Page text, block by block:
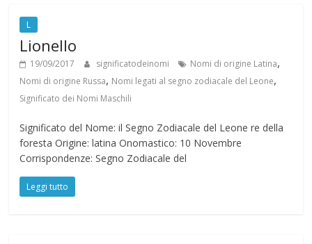
L
Lionello
19/09/2017 significatodeinomi Nomi di origine Latina,
Nomi di origine Russa, Nomi legati al segno zodiacale del Leone,
Significato dei Nomi Maschili
Significato del Nome: il Segno Zodiacale del Leone re della
foresta Origine: latina Onomastico: 10 Novembre
Corrispondenze: Segno Zodiacale del
Leggi tutto